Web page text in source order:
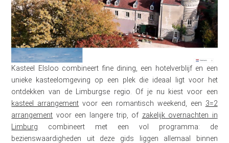
Kasteel Elsloo combineert fine dining, een hotelverblijf en een
unieke kasteelomgeving op een plek die ideaal ligt voor het
ontdekken van de Limburgse regio. Of je nu kiest voor een
kasteel arrangement voor een romantisch weekend, een 3=2
arrangement voor een langere trip, of zakelijk overnachten in
Limburg combineert met een vol programma: de
bezienswaardigheden uit deze gids liggen allemaal binnen